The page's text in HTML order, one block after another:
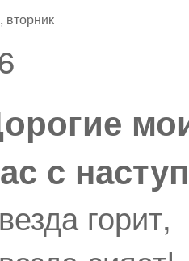
вторник
с
горит,